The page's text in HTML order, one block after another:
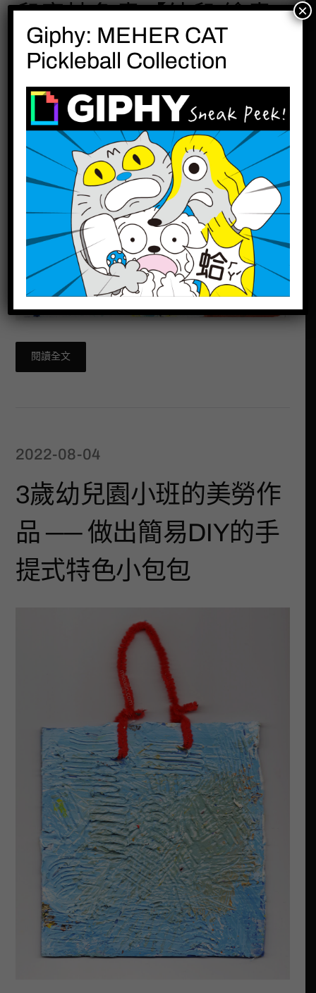
兒童抽象畫【幼兒 繪畫
心得】: 請勿扼殺3歲至4
歲塗鴉幼兒繪畫時期!
閱讀全文
2022-08-04
3歲幼兒園小班的美勞作
品 ── 做出簡易DIY的手
提式特色小包包
Giphy: MEHER CAT
Pickleball Collection
×